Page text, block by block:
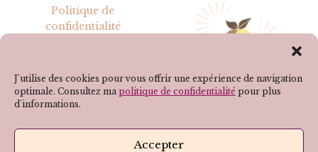
J'utilise des cookies pour vous offrir une expérience de navigation
optimale. Consultez mapolitique de confidentialité pour plus
d'informations.
Accepter
Politique de
confidentialité
SUIVEZ-MOI SUR LES RÉSEAUX !